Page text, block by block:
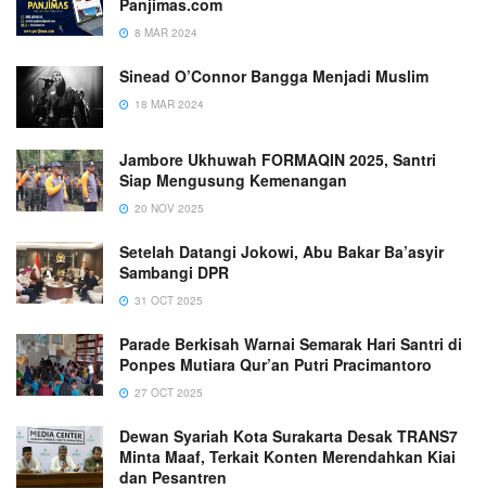
8 MAR 2024
Sinead O’Connor Bangga Menjadi Muslim
18 MAR 2024
Jambore Ukhuwah FORMAQIN 2025, Santri
Siap Mengusung Kemenangan
20 NOV 2025
Setelah Datangi Jokowi, Abu Bakar Ba’asyir
Sambangi DPR
31 OCT 2025
Parade Berkisah Warnai Semarak Hari Santri di
Ponpes Mutiara Qur’an Putri Pracimantoro
27 OCT 2025
Dewan Syariah Kota Surakarta Desak TRANS7
Minta Maaf, Terkait Konten Merendahkan Kiai
dan Pesantren